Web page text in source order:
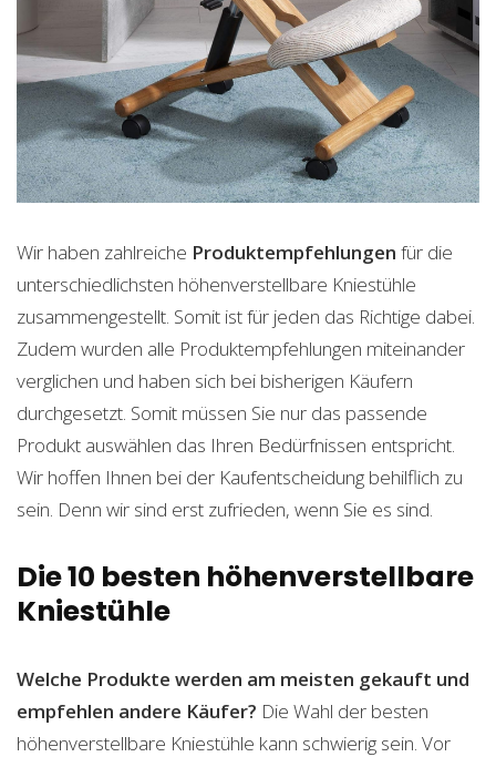
Wir haben zahlreiche Produktempfehlungen für die
unterschiedlichsten höhenverstellbare Kniestühle
zusammengestellt. Somit ist für jeden das Richtige dabei.
Zudem wurden alle Produktempfehlungen miteinander
verglichen und haben sich bei bisherigen Käufern
durchgesetzt. Somit müssen Sie nur das passende
Produkt auswählen das Ihren Bedürfnissen entspricht.
Wir hoffen Ihnen bei der Kaufentscheidung behilflich zu
sein. Denn wir sind erst zufrieden, wenn Sie es sind.
Die 10 besten höhenverstellbare
Kniestühle
Welche Produkte werden am meisten gekauft und
empfehlen andere Käufer? Die Wahl der besten
höhenverstellbare Kniestühle kann schwierig sein. Vor